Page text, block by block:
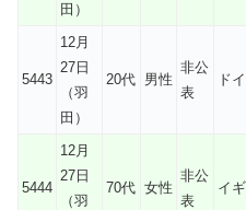
田）
5443
12月
27日
（羽
田）
20代 男性
非公
表
ド
5444
12月
27日
（羽
70代 女性
非公
表
イ